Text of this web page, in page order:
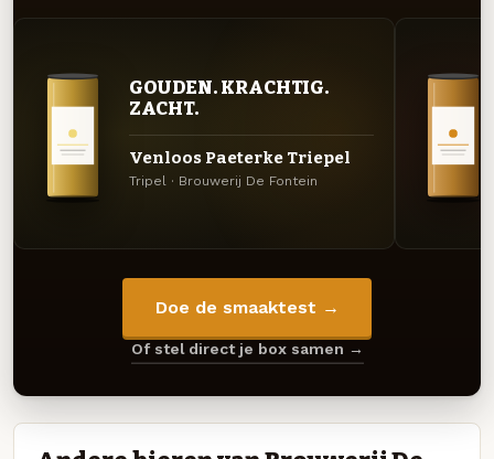
GOUDEN. KRACHTIG.
ZACHT.
Venloos Paeterke Triepel
Tripel · Brouwerij De Fontein
Doe de smaaktest →
Of stel direct je box samen →